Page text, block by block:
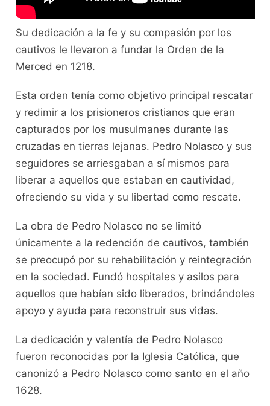
Su dedicación a la fe y su compasión por los
cautivos le llevaron a fundar la Orden de la
Merced en 1218.
Esta orden tenía como objetivo principal rescatar
y redimir a los prisioneros cristianos que eran
capturados por los musulmanes durante las
cruzadas en tierras lejanas. Pedro Nolasco y sus
seguidores se arriesgaban a sí mismos para
liberar a aquellos que estaban en cautividad,
ofreciendo su vida y su libertad como rescate.
La obra de Pedro Nolasco no se limitó
únicamente a la redención de cautivos, también
se preocupó por su rehabilitación y reintegración
en la sociedad. Fundó hospitales y asilos para
aquellos que habían sido liberados, brindándoles
apoyo y ayuda para reconstruir sus vidas.
La dedicación y valentía de Pedro Nolasco
fueron reconocidas por la Iglesia Católica, que
canonizó a Pedro Nolasco como santo en el año
1628.